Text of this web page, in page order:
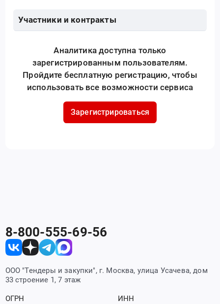
Участники и контракты
Аналитика доступна только
зарегистрированным пользователям.
Пройдите бесплатную регистрацию, чтобы
использовать все возможности сервиса
Зарегистрироваться
8-800-555-69-56
ООО "Тендеры и закупки", г. Москва, улица Усачева, дом
33 строение 1, 7 этаж
ОГРН
ИНН